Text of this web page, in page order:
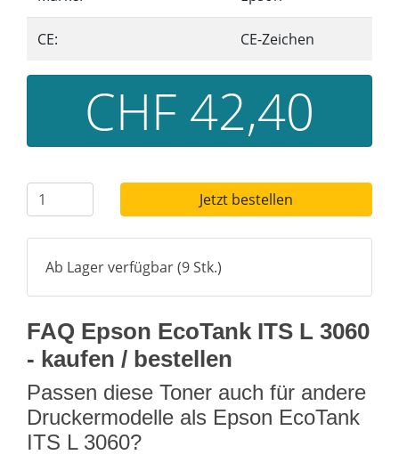
CE: CE-Zeichen
CHF 42,40
Jetzt bestellen
Ab Lager verfügbar (9 Stk.)
FAQ Epson EcoTank ITS L 3060
- kaufen / bestellen
Passen diese Toner auch für andere
Druckermodelle als Epson EcoTank
ITS L 3060?